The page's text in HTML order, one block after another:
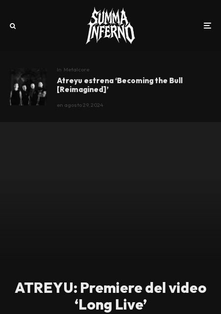
In Metalcore
Atreyu estrena ‘Becoming the Bull
[Reimagined]’
en agosto 29, 2024
ATREYU: Premiere del video
‘Long Live’